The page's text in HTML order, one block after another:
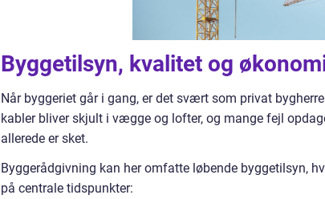
Byggetilsyn, kvalitet og
Når byggeriet går i gang, er det svært som privat
kabler bliver skjult i vægge og lofter, og mange fejl
allerede er sket.
Byggerådgivning kan her omfatte løbende byggetilsyn,
på centrale tidspunkter: